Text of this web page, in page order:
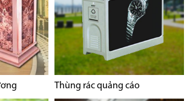
Thùng rác quảng cáo